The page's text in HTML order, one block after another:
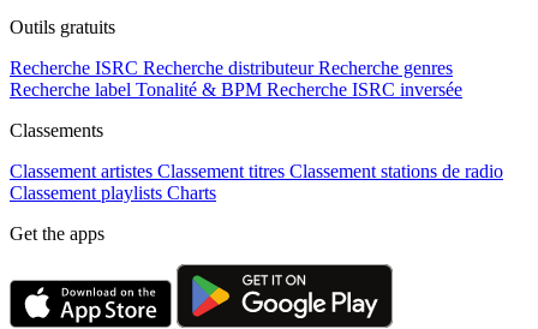
Outils gratuits
Recherche ISRC Recherche distributeur Recherche genres
Recherche label Tonalité & BPM Recherche ISRC inversée
Classements
Classement artistes Classement titres Classement stations de radio
Classement playlists Charts
Get the apps